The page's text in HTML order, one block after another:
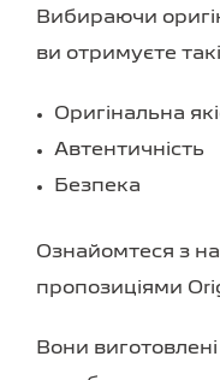
Вибираючи
ви отримуєте
Оригінальна
Автентичність
Безпека
Ознайомтеся з
пропозиціями
Вони виготовлені